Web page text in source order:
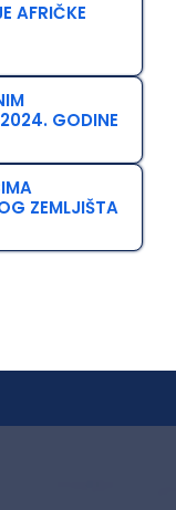
AFRIČKE
GODINE
ZEMLJIŠTA